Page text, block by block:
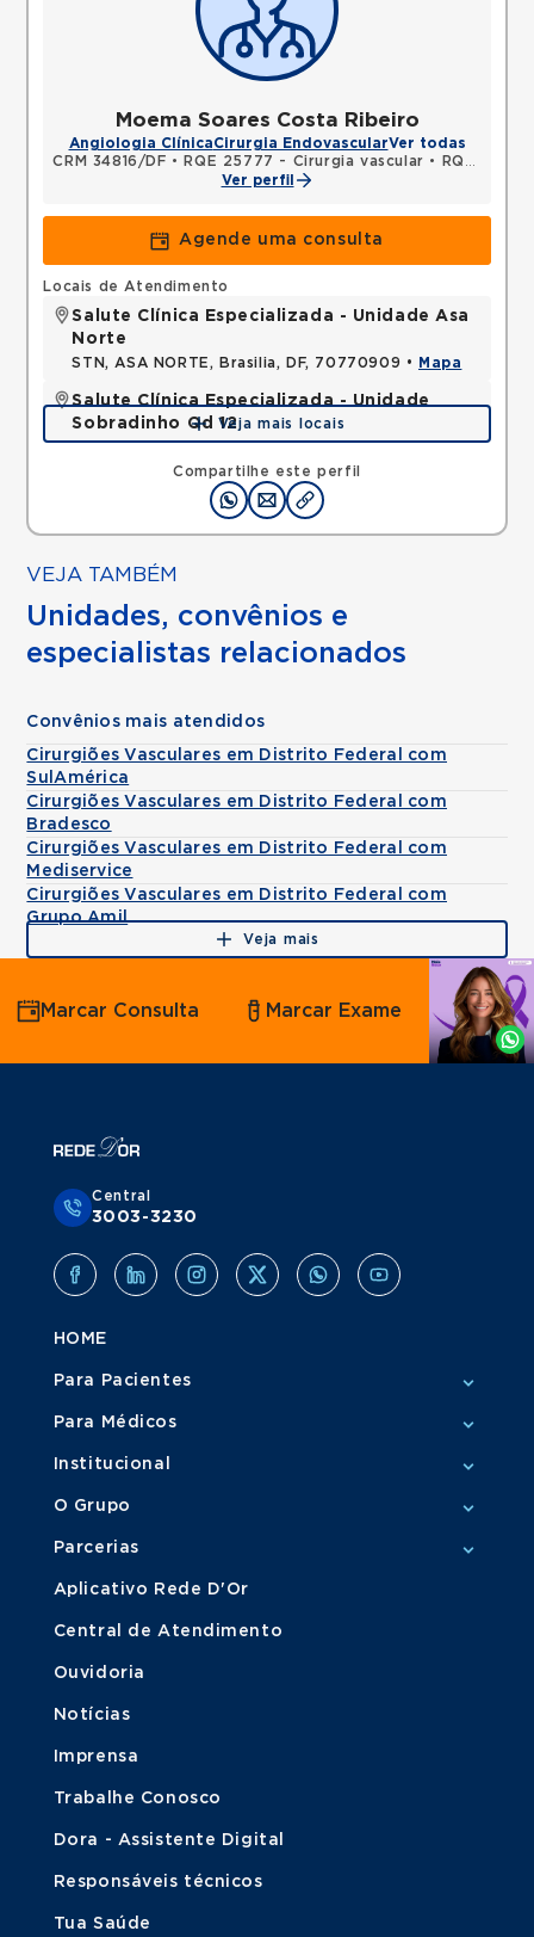
Moema Soares Costa Ribeiro
Angiologia ClínicaCirurgia EndovascularVer todas
CRM 34816/DF • RQE 25777 - Cirurgia vascular •
RQE 25779 - Cirurgia geral
Ver perfil
Agende uma consulta
Compartilhe este perfil
Locais de Atendimento
Salute Clínica Especializada - Unidade Asa
Norte
STN, ASA NORTE, Brasilia, DF, 70770909 • Mapa
Salute Clínica Especializada - Unidade
Sobradinho Qd 12
QUADRA, SOBRADINHO, Brasilia, DF, 73010120 •
Veja mais locais
VEJA TAMBÉM
Unidades, convênios e
especialistas relacionados
Convênios mais atendidos
Cirurgiões Vasculares em Distrito Federal com
SulAmérica
Cirurgiões Vasculares em Distrito Federal com
Bradesco
Cirurgiões Vasculares em Distrito Federal com
Mediservice
Cirurgiões Vasculares em Distrito Federal com
Grupo Amil
Veja mais
Agende
por
Whatsapp
Marcar Consulta Marcar Exame
Central
3003-3230
HOME
Para Pacientes
Para Médicos
Institucional
O Grupo
Parcerias
Aplicativo Rede D'Or
Central de Atendimento
Ouvidoria
Notícias
Imprensa
Trabalhe Conosco
Dora - Assistente Digital
Responsáveis técnicos
Tua Saúde